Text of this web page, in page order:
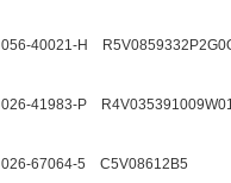
056-40021-H
026-41983-P
026-67064-5 C5V08612B5